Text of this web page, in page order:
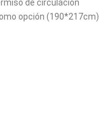
de circulación
opción (190*217cm)